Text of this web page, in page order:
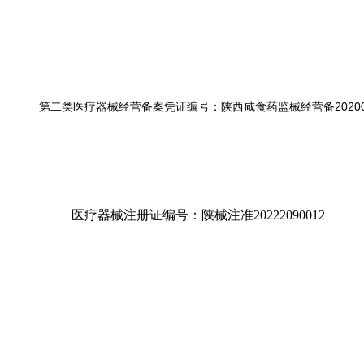
第二类医疗器械经营备案凭证编号：陕西咸食药监械经营备
医疗器械注册证编号：陕械注准20222090012